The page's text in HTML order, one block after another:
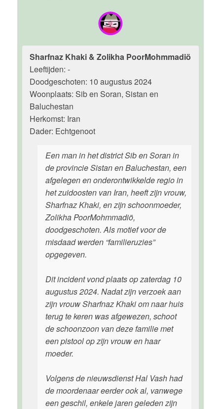
Sharfnaz Khaki & Zolikha PoorMohmmadiö
Leeftijden: -
Doodgeschoten: 10 augustus 2024
Woonplaats: Sib en Soran, Sistan en
Baluchestan
Herkomst: Iran
Dader: Echtgenoot
Een man in het district Sib en Soran in
de provincie Sistan en Baluchestan, een
afgelegen en onderontwikkelde regio in
het zuidoosten van Iran, heeft zijn vrouw,
Sharfnaz Khaki, en zijn schoonmoeder,
Zolikha PoorMohmmadiö,
doodgeschoten. Als motief voor de
misdaad werden “familieruzies”
opgegeven.
Dit incident vond plaats op zaterdag 10
augustus 2024. Nadat zijn verzoek aan
zijn vrouw Sharfnaz Khaki om naar huis
terug te keren was afgewezen, schoot
de schoonzoon van deze familie met
een pistool op zijn vrouw en haar
moeder.
Volgens de nieuwsdienst Hal Vash had
de moordenaar eerder ook al, vanwege
een geschil, enkele jaren geleden zijn